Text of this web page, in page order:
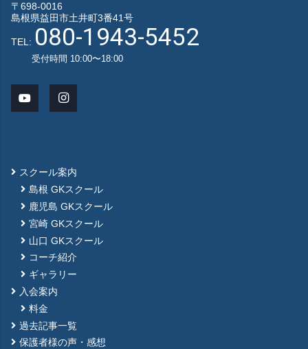
〒698-0016
島根県益田市土井町3番41号
TEL: 080-1943-5452
受付時間 10:00〜18:00
スクール案内
島根 GKスクール
鹿児島 GKスクール
宮崎 GKスクール
山口 GKスクール
コーチ紹介
ギャラリー
入会案内
料金
過去記事一覧
保護者様の声・感想